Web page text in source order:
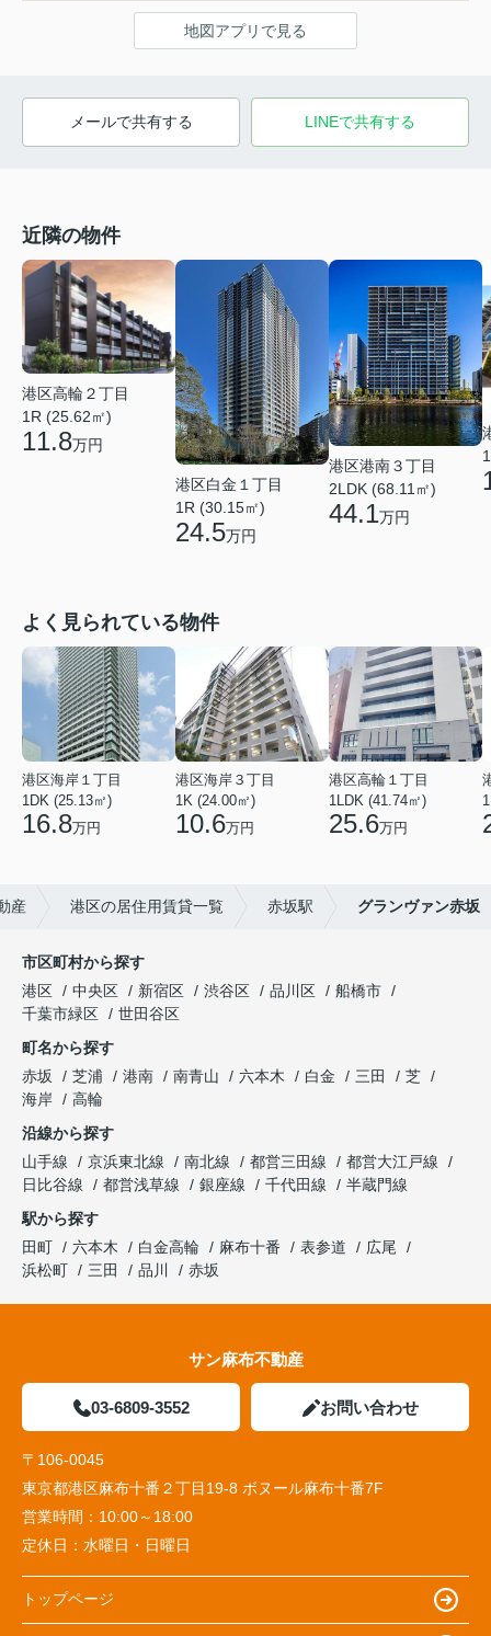
地図アプリで見る
メールで共有する LINEで共有する
近隣の物件
港区高輪２丁目
1R (25.62㎡)
11.8万円
港区白金１丁目
1R (30.15㎡)
24.5万円
港区港南３丁目
2LDK (68.11㎡)
44.1万円
よく見られている物件
港区海岸１丁目
1DK (25.13㎡)
16.8万円
港区海岸３丁目
1K (24.00㎡)
10.6万円
港区高輪１丁目
1LDK (41.74㎡)
25.6万円
産 港区の居住用賃貸一覧 赤坂駅 グランヴァン赤坂
市区町村から探す
港区
中央区 新宿区 渋谷区 品川区
船橋市
千葉市緑区
世田谷区
町名から探す
赤坂
芝浦 港南 南青山 六本木 白金 三田
芝
海岸
高輪
沿線から探す
山手線
京浜東北線 南北線 都営三田線
都営大江戸線
日比谷線
都営浅草線 銀座線 千代田線
半蔵門線
駅から探す
田町
六本木 白金高輪 麻布十番 表参道
広尾
浜松町
三田 品川 赤坂
サン麻布不動産
03-6809-3552 お問い合わせ
〒106-0045
東京都港区麻布十番２丁目19-8 ボヌール麻布十番7F
営業時間： 10:00～18:00
定休日： 水曜日・日曜日
トップページ